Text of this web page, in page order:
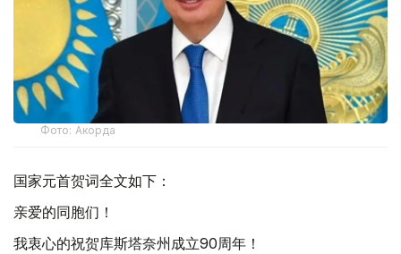
Фото: Акорда
国家元首贺词全文如下：
亲爱的同胞们！
我衷心的祝贺库斯塔奈州成立90周年！